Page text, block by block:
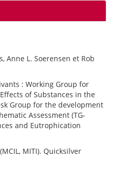
Anne L. Soerensen et Rob
: Working Group for
of Substances in the
Group for the development
Assessment (TG-
and Eutrophication
MITI). Quicksilver